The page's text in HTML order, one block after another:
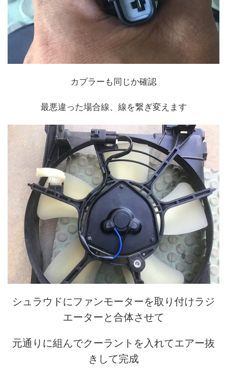
カプラーも同じか確認
最悪違った場合線、線を繋ぎ変えます
シュラウドにファンモーターを取り付けラジ
エーターと合体させて
元通りに組んでクーラントを入れてエアー抜
きして完成